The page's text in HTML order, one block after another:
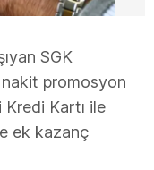
SGK
promosyon
Kredi Kartı ile
ek kazanç